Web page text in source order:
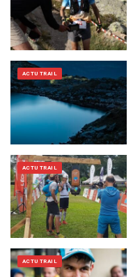
ACTU TRAIL
ACTU TRAIL
ACTU TRAIL